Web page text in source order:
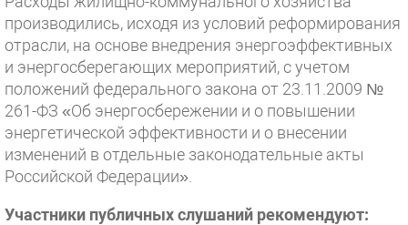
производились, исходя из условий реформирования
отрасли, на основе внедрения энергоэффективных
и энергосберегающих мероприятий, с учетом
положений федерального закона от 23.11.2009 №
261-ФЗ «Об энергосбережении и о повышении
энергетической эффективности и о внесении
изменений в отдельные законодательные акты
Российской Федерации».
Участники публичных слушаний рекомендуют: